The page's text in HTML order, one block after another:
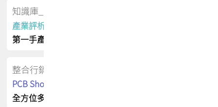
知識庫_會員專屬
產業評析報告
第一手產業資訊
整合行銷
PCB Shop 採購指南
全方位多元曝光方案